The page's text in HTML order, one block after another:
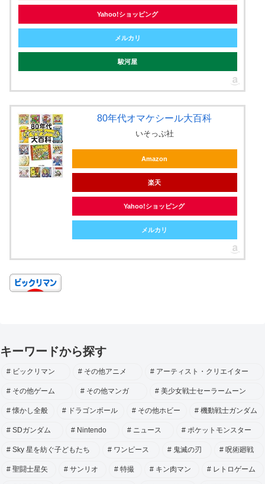
Yahoo!ショッピング
メルカリ
駿河屋
80年代オマケシール大百科
いそっぷ社
Amazon
楽天
Yahoo!ショッピング
メルカリ
キーワードから探す
ビックリマン その他アニメ アーティスト・クリエイター
その他ゲーム その他マンガ 美少女戦士セーラームーン
懐かし全般 ドラゴンボール その他ホビー 機動戦士ガンダム
SDガンダム Nintendo ニュース ポケットモンスター
Sky 星を紡ぐ子どもたち ワンピース 鬼滅の刃 呪術廻戦
聖闘士星矢 サンリオ 特撮 キン肉マン レトロゲーム